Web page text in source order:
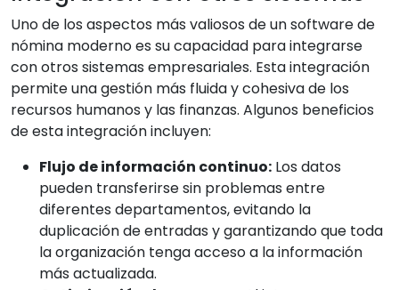
Uno de los aspectos más valiosos de un software de
nómina moderno es su capacidad para integrarse
con otros sistemas empresariales. Esta integración
permite una gestión más fluida y cohesiva de los
recursos humanos y las finanzas. Algunos beneficios
de esta integración incluyen:
Flujo de información continuo: Los datos
pueden transferirse sin problemas entre
diferentes departamentos, evitando la
duplicación de entradas y garantizando que toda
la organización tenga acceso a la información
más actualizada.